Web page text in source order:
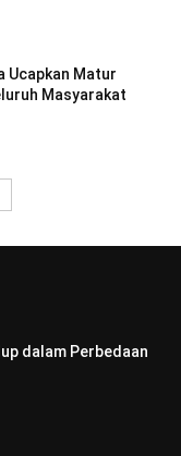
Ucapkan Matur
Masyarakat
dalam Perbedaan